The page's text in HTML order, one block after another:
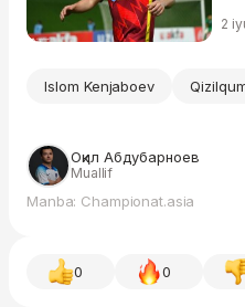
2
Islom Kenjaboev
Оқил Абдубарноев
Muallif
Manba: Championat.asia
0 0